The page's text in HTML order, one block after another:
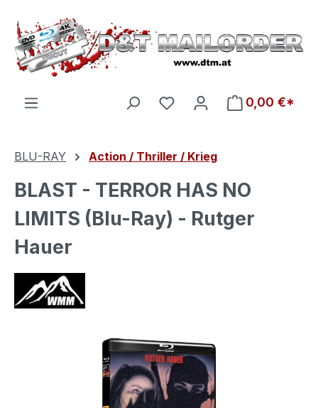
Zum Hauptinhalt springen
Du hast 0 Produkte auf
0,00 €*
BLU-RAY Action / Thriller / Krieg
BLAST - TERROR HAS NO
LIMITS (Blu-Ray) - Rutger
Hauer
Bildergalerie überspringen